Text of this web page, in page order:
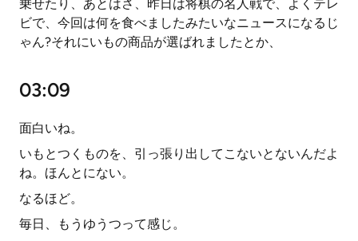
乗せたり、あとはさ、昨日は将棋の名人戦で、よくテレ
ビで、今回は何を食べましたみたいなニュースになるじ
ゃん?それにいもの商品が選ばれましたとか、
03:09
面白いね。
いもとつくものを、引っ張り出してこないとないんだよ
ね。ほんとにない。
なるほど。
毎日、もうゆうつって感じ。